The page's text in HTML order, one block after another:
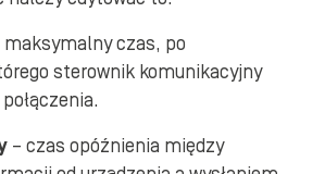
maksymalny czas, po
sterownik komunikacyjny
– czas opóźnienia między